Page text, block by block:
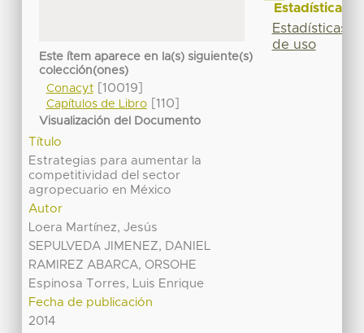
Este ítem aparece en la(s) siguiente(s)
colección(ones)
Conacyt[10019]
Capítulos de Libro[110]
Visualización del Documento
Título
Estrategias para aumentar la
competitividad del sector
agropecuario en México
Autor
Loera Martínez, Jesús
SEPULVEDA JIMENEZ, DANIEL
RAMIREZ ABARCA, ORSOHE
Espinosa Torres, Luis Enrique
Fecha de publicación
2014
Estadísticas
Estadísticas
de uso